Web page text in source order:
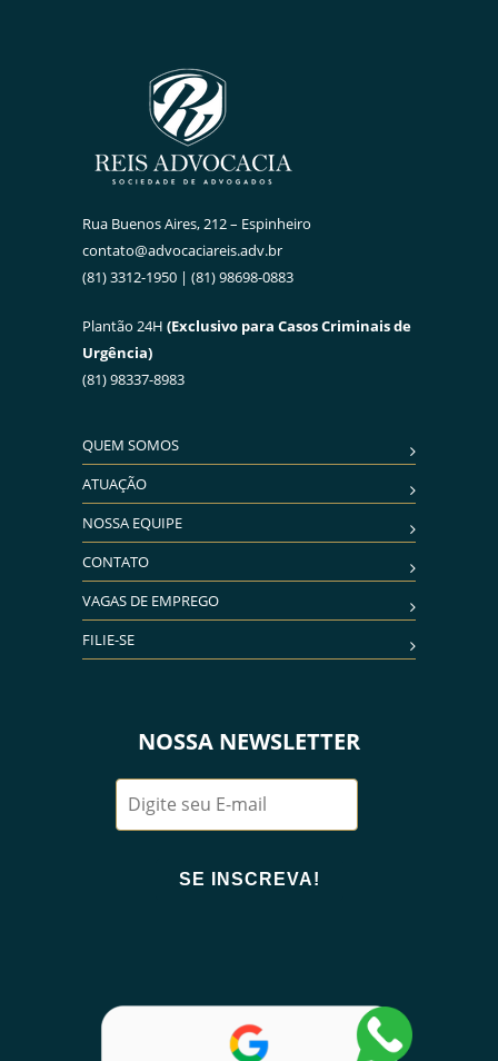
Rua Buenos Aires, 212 – Espinheiro
contato@advocaciareis.adv.br
(81) 3312-1950 | (81) 98698-0883
Plantão 24H (Exclusivo para Casos Criminais de
Urgência)
(81) 98337-8983
QUEM SOMOS
ATUAÇÃO
NOSSA EQUIPE
CONTATO
VAGAS DE EMPREGO
FILIE-SE
NOSSA NEWSLETTER